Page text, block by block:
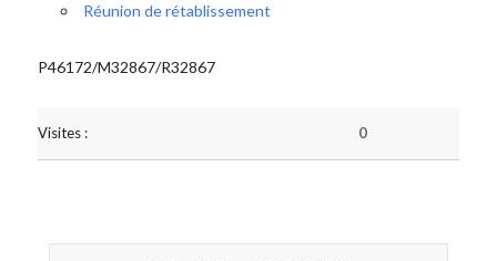
Réunion de rétablissement
P46172/M32867/R32867
Visites : 0